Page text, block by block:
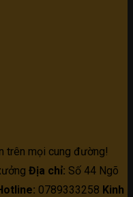
trên mọi cung đường!
Địa chỉ: Số 44 Ngõ
0789333258 Kinh